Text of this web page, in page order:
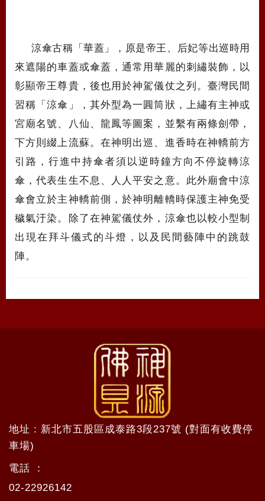
涼傘古稱「華蓋」，原是帝王、后妃等出巡時用
來遮陽的車蓋或傘蓋，通常用華麗的刺繡裝飾，以
彰顯帝王尊貴，後也用於神駕儀仗之列。臺灣民間
習稱「涼傘」，其外型為一圓筒狀，上繡有主神或
宮廟名號、八仙、龍鳳等圖案，並繫有兩條劍帶，
下方則綴上流蘇。在神明出巡、進香時在神轎前方
引路，行進中持傘者須以逆時鐘方向不停旋轉涼
傘，代表生生不息、人人平安之意。此外廟會中涼
傘會立於主神轎前側，於神明離轎時保護主神免受
穢氣汙染。除了在神駕儀仗外，涼傘也以較小型制
出現在拜斗儀式的斗燈，以及民間藝陣中的跳鼓
陣。
地址 : 新北市五股區成泰路3段237號 (對面有收費停
車場)
電話 ：
02-22926142